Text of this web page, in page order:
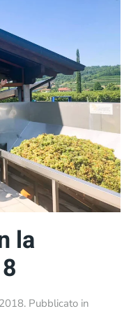
la
. Pubblicato in